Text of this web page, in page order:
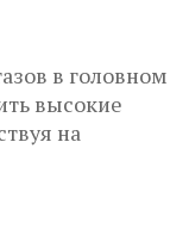
в головном
высокие
на